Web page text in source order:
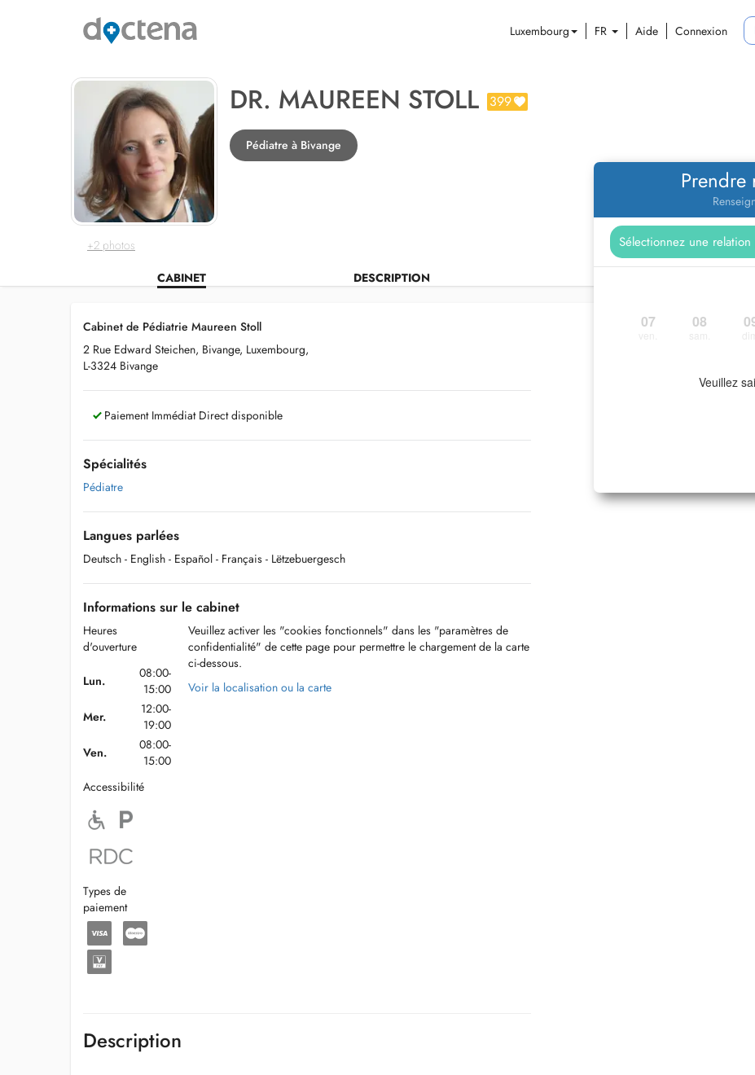
Luxembourg FR Aide Connexion
+2 photos
DR. MAUREEN STOLL 399
Pédiatre à Bivange
CABINET DESCRIPTION
Prendre
07 08
Veuillez
Cabinet de Pédiatrie Maureen Stoll
2 Rue Edward Steichen, Bivange, Luxembourg,
L-3324 Bivange
Paiement Immédiat Direct disponible
Spécialités
Pédiatre
Langues parlées
Deutsch - English - Español - Français - Lëtzebuergesch
Informations sur le cabinet
Heures
d'ouverture
Lun.
08:00-
15:00
Mer.
12:00-
19:00
Ven.
08:00-
15:00
Accessibilité
Types de
paiement
Veuillez activer les "cookies fonctionnels" dans les "paramètres de
confidentialité" de cette page pour permettre le chargement de la carte
ci-dessous.
Voir la localisation ou la carte
Description